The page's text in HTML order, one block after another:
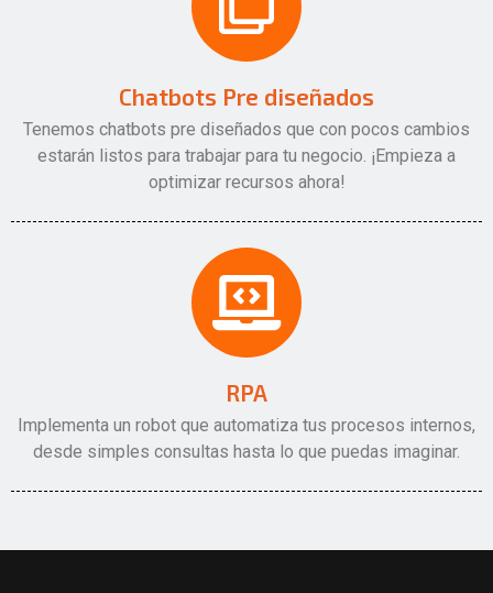
Chatbots Pre diseñados
Tenemos chatbots pre diseñados que con pocos cambios
estarán listos para trabajar para tu negocio. ¡Empieza a
optimizar recursos ahora!
RPA
Implementa un robot que automatiza tus procesos internos,
desde simples consultas hasta lo que puedas imaginar.